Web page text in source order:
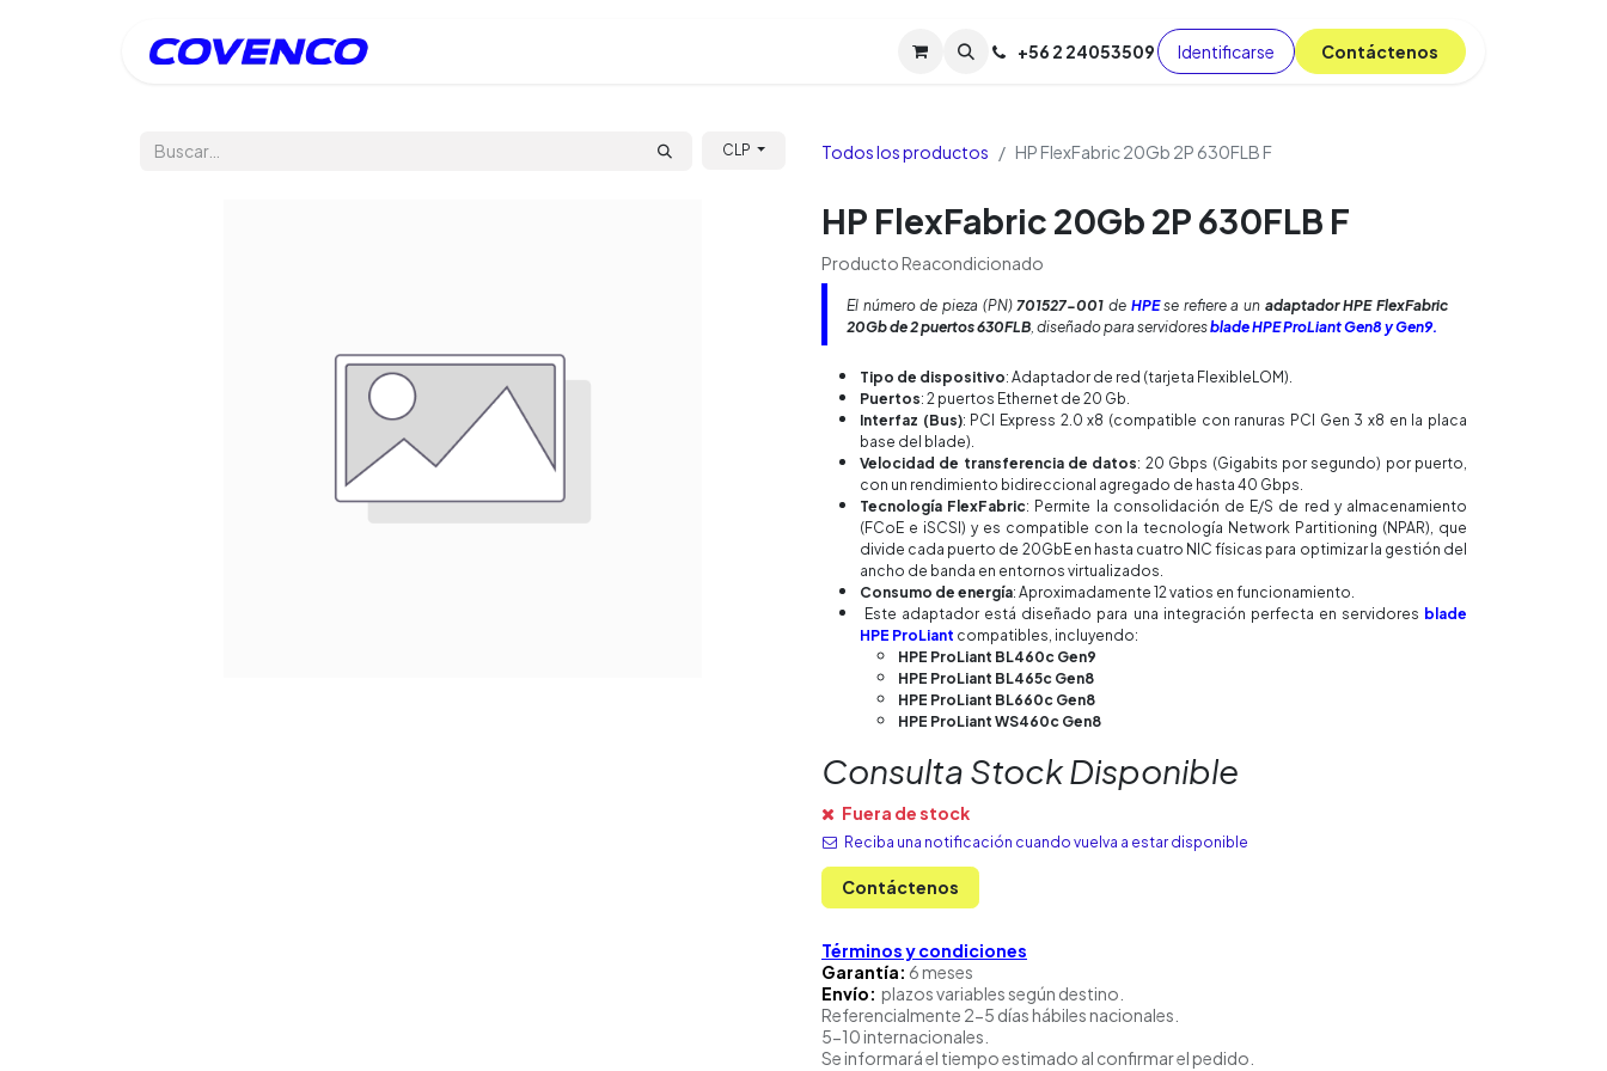
Soporte TPM (CL) Tienda Cursos Blog
+56 2 24053509 Identificarse C​​​​ont​​​​áct​​​​​​en​​​​​​os
CLP Todos los productos HP FlexFabric 20Gb 2P 630FLB F
HP FlexFabric 20Gb 2P 630FLB F
Producto Reacondicionado
El número de pieza (PN)701527-001 de HPEse refiere a un adaptador HPE FlexFabric
20Gb de 2 puertos 630FLB, diseñado para servidoresblade HPE ProLiant Gen8 y Gen9.
Tipo de dispositivo: Adaptador de red (tarjeta FlexibleLOM).
Puertos: 2 puertos Ethernet de 20 Gb.
Interfaz (Bus): PCI Express 2.0 x8 (compatible con ranuras PCI Gen 3 x8 en la placa
base del blade).
Velocidad de transferencia de datos: 20 Gbps (Gigabits por segundo) por puerto,
con un rendimiento bidireccional agregado de hasta 40 Gbps.
Tecnología FlexFabric: Permite la consolidación de E/S de red y almacenamiento
(FCoE e iSCSI) y es compatible con la tecnología Network Partitioning (NPAR), que
divide cada puerto de 20GbE en hasta cuatro NIC físicas para optimizar la gestión del
ancho de banda en entornos virtualizados.
Consumo de energía: Aproximadamente 12 vatios en funcionamiento.
Este adaptador está diseñado para una integración perfecta en servidores blade
HPE ProLiant compatibles, incluyendo:
HPE ProLiant BL460c Gen9
HPE ProLiant BL465c Gen8
HPE ProLiant BL660c Gen8
HPE ProLiant WS460c Gen8
Consulta Stock Disponible
Fuera de stock
Reciba una notificación cuando vuelva a estar disponible
Contáctenos
Términos y condiciones
Garantía: 6 meses
Envío: plazos variables según destino.
Referencialmente 2-5 días hábiles nacionales.
5-10 internacionales.
Se informará el tiempo estimado al confirmar el pedido.